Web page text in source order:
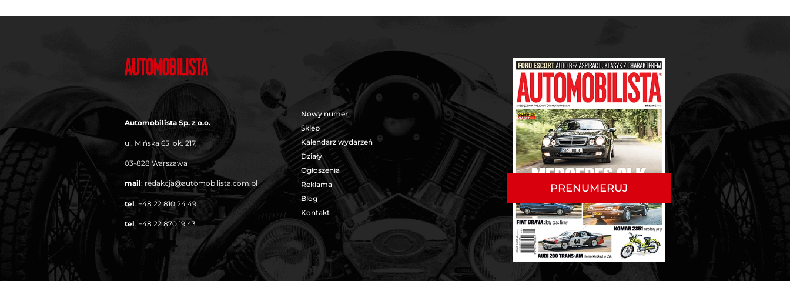
Automobilista Sp. z o.o.
ul. Mińska 65 lok. 217,
03-828 Warszawa
mail: redakcja@automobilista.com.pl
tel. +48 22 810 24 49
tel. +48 22 870 19 43
Nowy numer
Sklep
Kalendarz wydarzeń
Działy
Ogłoszenia
Reklama
Blog
Kontakt
PRENUMERUJ